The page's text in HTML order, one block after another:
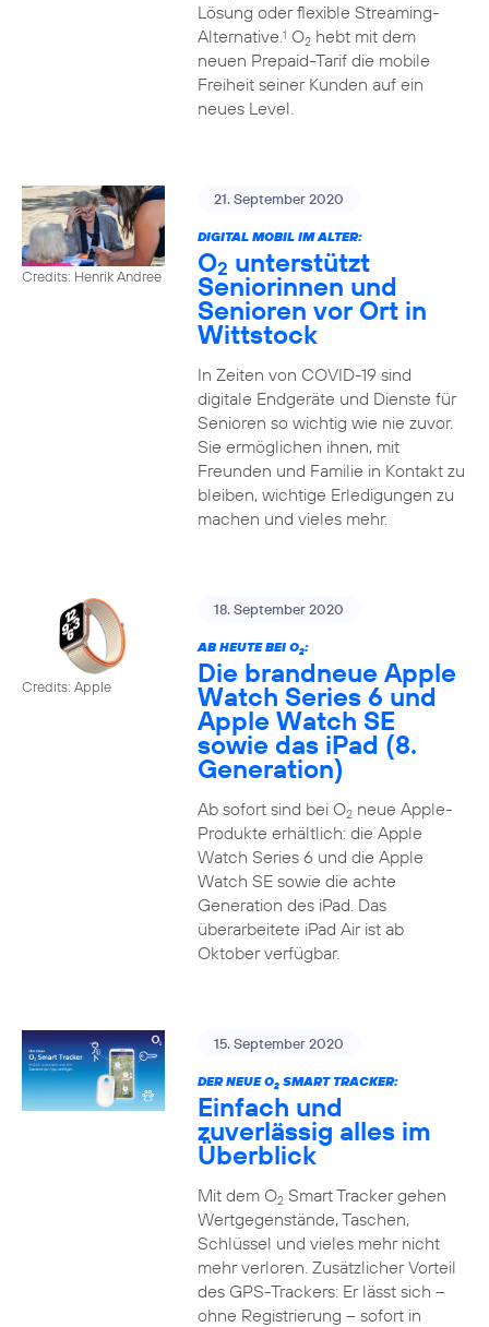
Lösung oder flexible Streaming-
Alternative.1 O2hebt mit dem
neuen Prepaid-Tarif die mobile
Freiheit seiner Kunden auf ein
neues Level.
Credits: Henrik Andree
21. September 2020
DIGITAL MOBIL IM ALTER:
O2 unterstützt
Seniorinnen und
Senioren vor Ort in
Wittstock
In Zeiten von COVID-19 sind
digitale Endgeräte und Dienste für
Senioren so wichtig wie nie zuvor.
Sie ermöglichen ihnen, mit
Freunden und Familie in Kontakt zu
bleiben, wichtige Erledigungen zu
machen und vieles mehr.
Credits: Apple
18. September 2020
AB HEUTE BEI O2:
Die brandneue Apple
Watch Series 6 und
Apple Watch SE
sowie das iPad (8.
Generation)
Ab sofort sind bei O2neue Apple-
Produkte erhältlich: die Apple
Watch Series 6 und die Apple
Watch SE sowie die achte
Generation des iPad. Das
überarbeitete iPad Air ist ab
Oktober verfügbar.
15. September 2020
DER NEUE O2SMART TRACKER:
Einfach und
zuverlässig alles im
Überblick
Mit dem O2Smart Tracker gehen
Wertgegenstände, Taschen,
Schlüssel und vieles mehr nicht
mehr verloren. Zusätzlicher Vorteil
des GPS-Trackers: Er lässt sich –
ohne Registrierung – sofort in